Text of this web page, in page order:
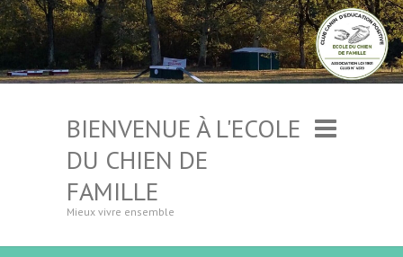
BIENVENUE À L'ECOLE
DU CHIEN DE
FAMILLE
Mieux vivre ensemble